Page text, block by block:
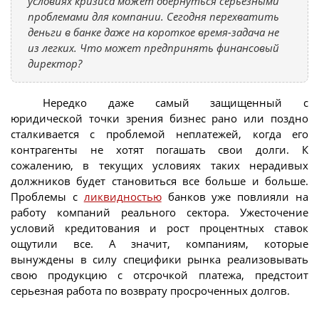
проблемами для компании. Сегодня перехватить
деньги в банке даже на короткое время-задача не
из легких. Что может предпринять финансовый
директор?
Нередко даже самый защищенный с
юридической точки зрения бизнес рано или поздно
сталкивается с проблемой неплатежей, когда его
контрагенты не хотят погашать свои долги. К
сожалению, в текущих условиях таких нерадивых
должников будет становиться все больше и больше.
Проблемы с ликвидностьюбанков уже повлияли на
работу компаний реального сектора. Ужесточение
условий кредитования и рост процентных ставок
ощутили все. А значит, компаниям, которые
вынуждены в силу специфики рынка реализовывать
свою продукцию с отсрочкой платежа, предстоит
серьезная работа по возврату просроченных долгов.